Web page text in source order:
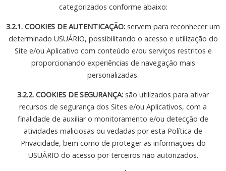
categorizados conforme abaixo:
3.2.1. COOKIES DE AUTENTICAÇÃO: servem para reconhecer um
determinado USUÁRIO, possibilitando o acesso e utilização do
Site e/ou Aplicativo com conteúdo e/ou serviços restritos e
proporcionando experiências de navegação mais
personalizadas.
3.2.2. COOKIES DE SEGURANÇA: são utilizados para ativar
recursos de segurança dos Sites e/ou Aplicativos, com a
finalidade de auxiliar o monitoramento e/ou detecção de
atividades maliciosas ou vedadas por esta Política de
Privacidade, bem como de proteger as informações do
USUÁRIO do acesso por terceiros não autorizados.